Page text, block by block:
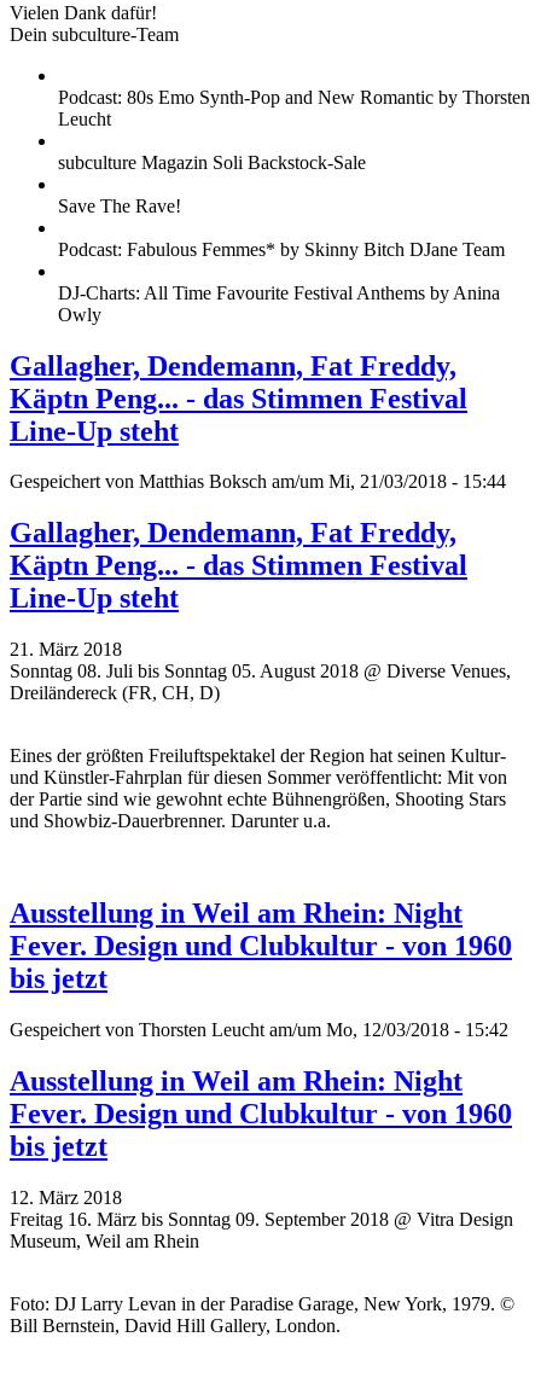
Vielen Dank dafür!
Dein subculture-Team
Podcast: 80s Emo Synth-Pop and New Romantic by Thorsten
Leucht
subculture Magazin Soli Backstock-Sale
Save The Rave!
Podcast: Fabulous Femmes* by Skinny Bitch DJane Team
DJ-Charts: All Time Favourite Festival Anthems by Anina
Owly
Gallagher, Dendemann, Fat Freddy,
Käptn Peng... - das Stimmen Festival
Line-Up steht
Gespeichert von Matthias Boksch am/um Mi, 21/03/2018 - 15:44
Gallagher, Dendemann, Fat Freddy,
Käptn Peng... - das Stimmen Festival
Line-Up steht
21. März 2018
Sonntag 08. Juli bis Sonntag 05. August 2018 @ Diverse Venues,
Dreiländereck (FR, CH, D)
Eines der größten Freiluftspektakel der Region hat seinen Kultur-
und Künstler-Fahrplan für diesen Sommer veröffentlicht: Mit von
der Partie sind wie gewohnt echte Bühnengrößen, Shooting Stars
und Showbiz-Dauerbrenner. Darunter u.a.
Ausstellung in Weil am Rhein: Night
Fever. Design und Clubkultur - von 1960
bis jetzt
Gespeichert von Thorsten Leucht am/um Mo, 12/03/2018 - 15:42
Ausstellung in Weil am Rhein: Night
Fever. Design und Clubkultur - von 1960
bis jetzt
12. März 2018
Freitag 16. März bis Sonntag 09. September 2018 @ Vitra Design
Museum, Weil am Rhein
Foto: DJ Larry Levan in der Paradise Garage, New York, 1979. ©
Bill Bernstein, David Hill Gallery, London.